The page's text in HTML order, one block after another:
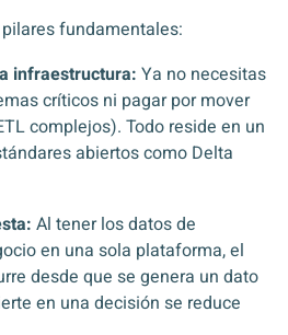
fundamentales:
infraestructura: Ya no necesitas
críticos ni pagar por mover
complejos). Todo reside en un
abiertos como Delta
Al tener los datos de
en una sola plataforma, el
desde que se genera un dato
en una decisión se reduce